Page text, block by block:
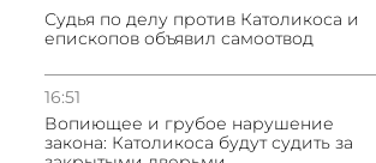
Судья по делу против Католикоса и
епископов объявил самоотвод
16:51
Вопиющее и грубое нарушение
закона: Католикоса будут судить за